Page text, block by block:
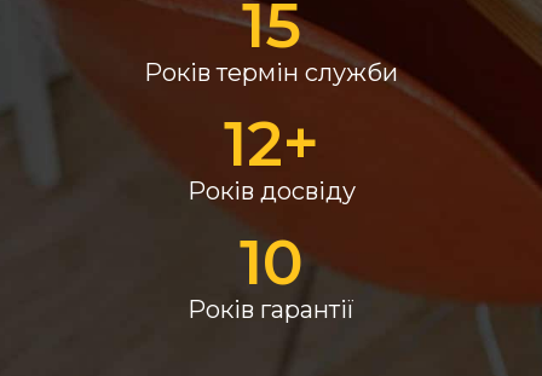
Років термін служби
15
Років досвіду
12+
Років гарантії
10